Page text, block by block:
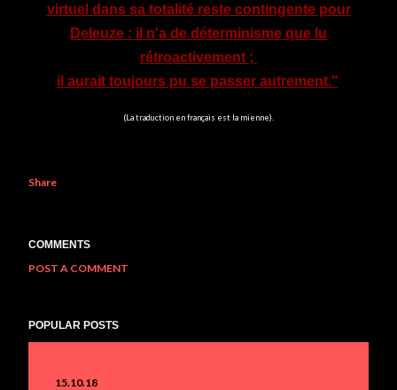
virtuel dans sa totalité reste contingente pour
Deleuze : il n'a de déterminisme que lu
rétroactivement ;
il aurait toujours pu se passer autrement."
(La traduction en français est la mienne).
Share
COMMENTS
POST A COMMENT
POPULAR POSTS
15.10.18